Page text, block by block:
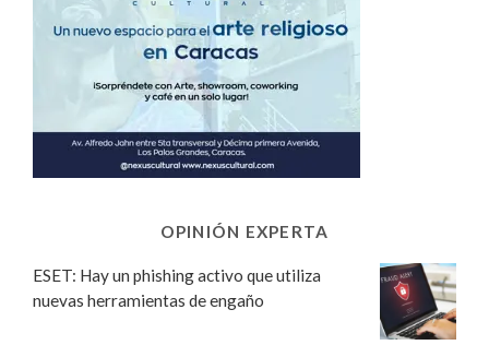
OPINIÓN EXPERTA
ESET: Hay un phishing activo que utiliza
nuevas herramientas de engaño